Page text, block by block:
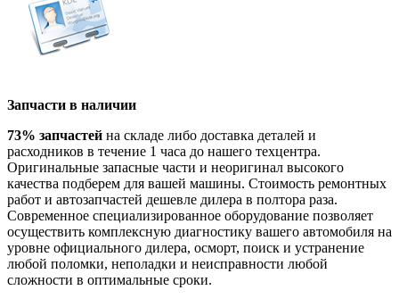
Запчасти в наличии
73% запчастей на складе либо доставка деталей и
расходников в течение 1 часа до нашего техцентра.
Оригинальные запасные части и неоригинал высокого
качества подберем для вашей машины. Стоимость ремонтных
работ и автозапчастей дешевле дилера в полтора раза.
Современное специализированное оборудование позволяет
осуществить комплексную диагностику вашего автомобиля на
уровне официального дилера, осморт, поиск и устранение
любой поломки, неполадки и неисправности любой
сложности в оптимальные сроки.